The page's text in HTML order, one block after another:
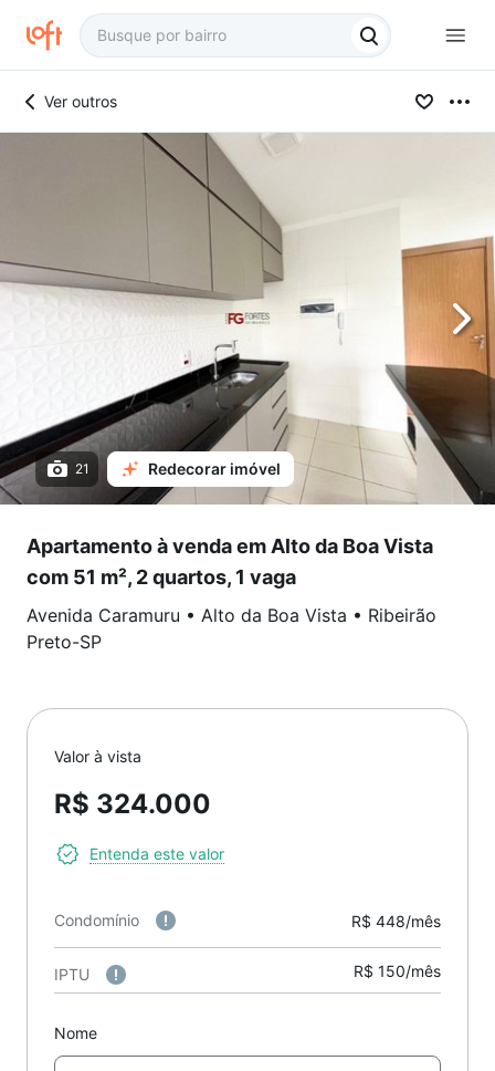
Ver outros
21 Redecorar imóvel
Apartamento à venda em Alto da Boa Vista
com 51 m², 2 quartos, 1 vaga
Avenida Caramuru • Alto da Boa Vista • Ribeirão
Preto-SP
Valor à vista
R$ 324.000
Entenda este valor
Condomínio R$ 448/mês
IPTU R$ 150/mês
Nome